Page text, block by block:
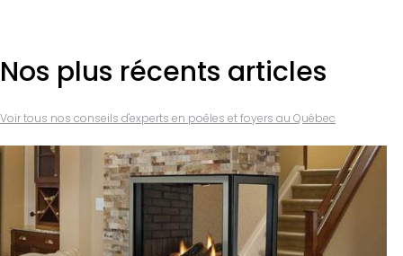
Nos plus récents articles
Voir tous nos conseils d'experts en poêles et foyers au Québec